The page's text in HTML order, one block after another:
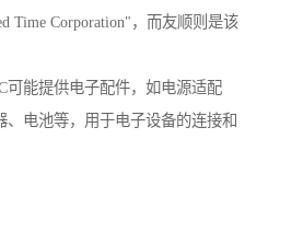
Time Corporation"，而友顺则是该
可能提供电子配件，如电源适配
、电池等，用于电子设备的连接和